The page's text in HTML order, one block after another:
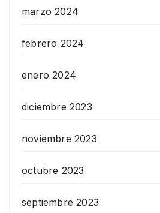
marzo 2024
febrero 2024
enero 2024
diciembre 2023
noviembre 2023
octubre 2023
septiembre 2023